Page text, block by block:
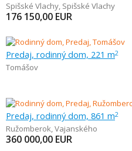
Spišské Vlachy, Spišské Vlachy
176 150,00 EUR
Predaj, rodinný dom, 221 m2
Tomášov
Predaj, rodinný dom, 861 m2
Ružomberok,Vajanského
360 000,00 EUR